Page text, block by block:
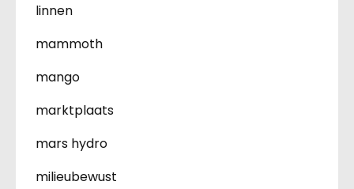
linnen
mammoth
mango
marktplaats
mars hydro
milieubewust